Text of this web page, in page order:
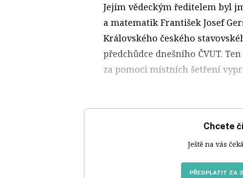
Jejím vědeckým ředitelem byl
a matematik František Josef
Královského českého
předchůdce dnešního ČVUT.
za pomoci místních šetření
Chcete
Ještě na vás
PŘEDPLATIT ZA